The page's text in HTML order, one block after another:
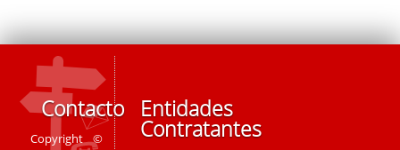
Contacto
Copyright ©
Entidades
Contratantes